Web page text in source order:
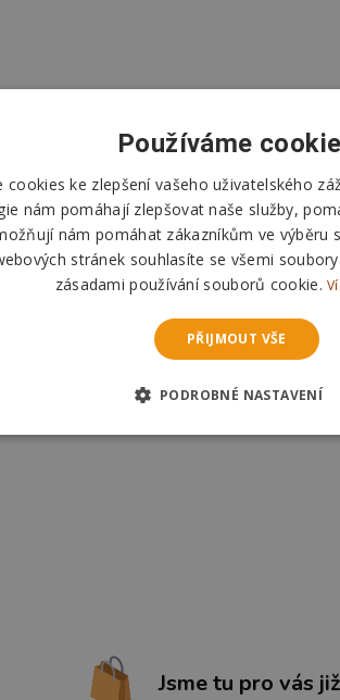
Jsme tu pro vás
Používáme
cookies ke zlepšení vašeho uživatelského
nám pomáhají zlepšovat naše služby,
nám pomáhat zákazníkům ve výběru
stránek souhlasíte se všemi
zásadami používání souborů cookie.
PŘIJMOUT VŠE
PODROBNÉ NASTAVENÍ